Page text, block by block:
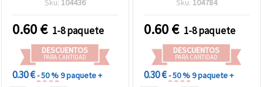
0.60€ 1-8 paquete
DESCUENTOS
PARA CANTIDAD
0.30 €- 50 %9 paquete +
0.60€ 1-8 paquete
DESCUENTOS
PARA CANTIDAD
0.30 €- 50 %9 paquete +